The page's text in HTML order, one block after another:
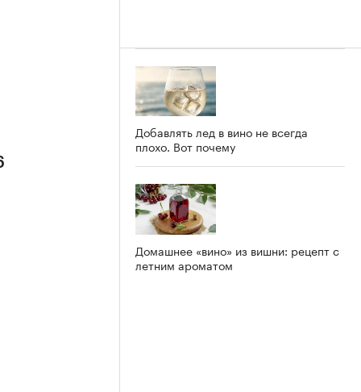
Добавлять лед в вино не всегда
плохо. Вот почему
Домашнее «вино» из вишни: рецепт с
летним ароматом